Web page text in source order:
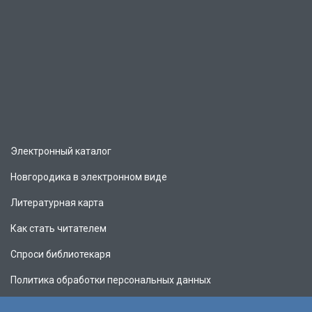
Электронный каталог
Новгородика в электронном виде
Литературная карта
Как стать читателем
Спроси библиотекаря
Политика обработки персональных данных